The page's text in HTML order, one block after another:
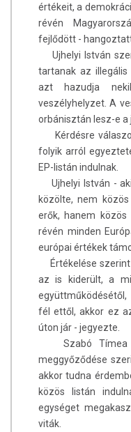
értékeit, a
révén
fejlődött -
Ujhelyi István
tartanak az illegális
azt hazudja
veszélyhelyzet. A
orbánisztán lesz-e a
Kérdésre
folyik arról
EP-listán indulnak.
Ujhelyi István -
közölte, nem
erők, hanem közös
révén minden
európai értékek
Értékelése szerint
az is kiderült, a
fél ettől, akkor ez
úton jár - jegyezte.
Szabó Tímea
meggyőződése
akkor tudna
közös listán
egységet
viták.